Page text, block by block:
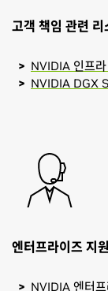
고객 책임 관련 리
NVIDIA 인프
NVIDIA DGX
엔터프라이즈 지
NVIDIA 엔터